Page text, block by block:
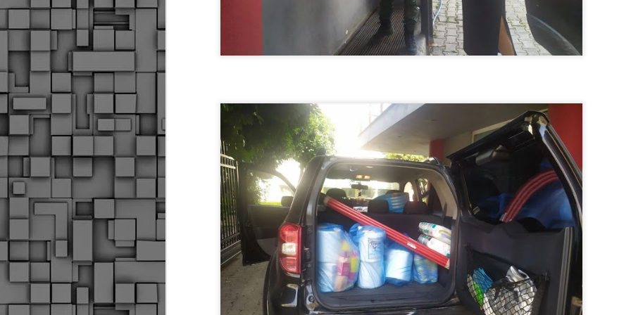
σε δήμους της χώρας. Το Dimastin, αναζητεί σχετικό
φωτογραφικό υλικό στο διαδίκτυο και σας το παρουσιάζει σε
αυτή την ανάρτηση. Επίσης, σας καλούμε, αν διαπιστώσετε ότι
μας έχουν "ξεφύγει" ορκωμοσίες, μπορείτε να στέλνετε το
MAR
18
Θεσσαλονίκη: Ορκίστηκαν οι 75 νέοι δημοτικοί
αστυνομικοί – Τι τους ζήτησε ο Αγγελούδης
Ενισχύεται το έργο της δημοτικής αστυνομίας στο δήμο
Θεσσαλονίκης καθώς το πρωί της Τετάρτης 18 Μαρτίου
ορκίστηκαν οι 75 νέοι δημοτικοί αστυνομικοί.
«Με αυτούς, σε λίγους μήνες αποκτά ένα ισχυρό σώμα η
δημοτική αστυνομία. Θα είναι πιο κοντά στον πολίτη. Είχα την
ευκαιρία να είμαι σήμερα στην ορκωμοσία τους.
MAR
17
Ξεκίνησαν εδώ και μια εβδομάδα οι αφίξεις των
νεοπροσληφθέντων Δημοτικών Αστυνομικών στους
δήμους και οι ορκωμοσίες τους - Πλήρες